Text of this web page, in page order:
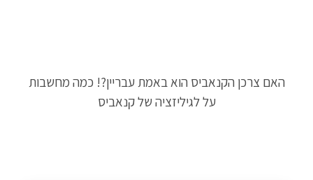
האם צרכן הקנאביס הוא באמת עבריין?! כמה מחשבות
על לגיליזציה של קנאביס